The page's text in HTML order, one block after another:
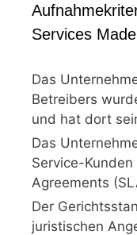
Services
Das
Betreibers
und hat dort
Das
Service-
Agreements
Der
juristischen